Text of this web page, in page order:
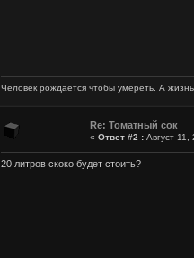
Человек рождается чтобы умереть. А
Re: Томатный сок
« Ответ #2 : Август
20 литров скоко будет стоить?